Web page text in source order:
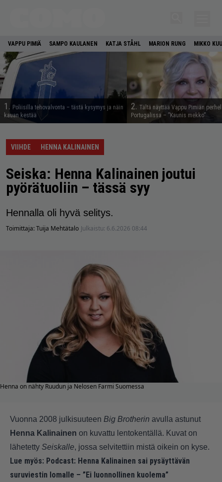
VAPPU PIMIÄ SAMPO KAULANEN KATJA STÅHL MARION RUNG MIKKO
1. Poliisilla tehovalvonta – tästä kysymys ja näin
kauan kestää
2. Tältä näyttää Vappu Pimiän
Portugalissa – ”Kaunis mekko”
VIIHDE HENNA KALINAINEN
Seiska: Henna Kalinainen joutui
pyörätuoliin – tässä syy
Hennalla oli hyvä selitys.
Toimittaja:Tuija Mehtätalo Julkaistu: 6.6.2026 08:44
Henna on nähty Ruudun ja Nelosen Farmi Suomessa
Vuonna 2008 julkisuuteen Big Brotherin avulla astunut
Henna Kalinainen on kuvattu lentokentällä. Kuvat on
lähetetty Seiskalle, jossa selvitettiin mistä oikein on kyse.
Lue myös: Podcast: Henna Kalinainen sai pysäyttävän
suruviestin lomalle – ”Ei luonnollinen kuolema”